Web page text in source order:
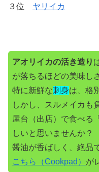
３位 ヤリイカ
アオリイカの活き造り
が落ちるほどの美味し
特に新鮮な刺身は、格
しかし、スルメイカも
屋台（出店）で食べる「
しいと思いませんか？
醤油が香ばしく、絶品
こちら（Cookpad） が